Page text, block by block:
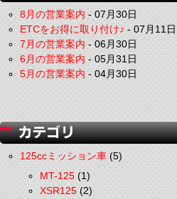
8月の営業案内-07月30日
ETCをお得に取り付け♪-07月11日
7月の営業案内-06月30日
6月の営業案内-05月31日
5月の営業案内-04月30日
125ccミッション車(5)
MT-125(1)
XSR125(2)